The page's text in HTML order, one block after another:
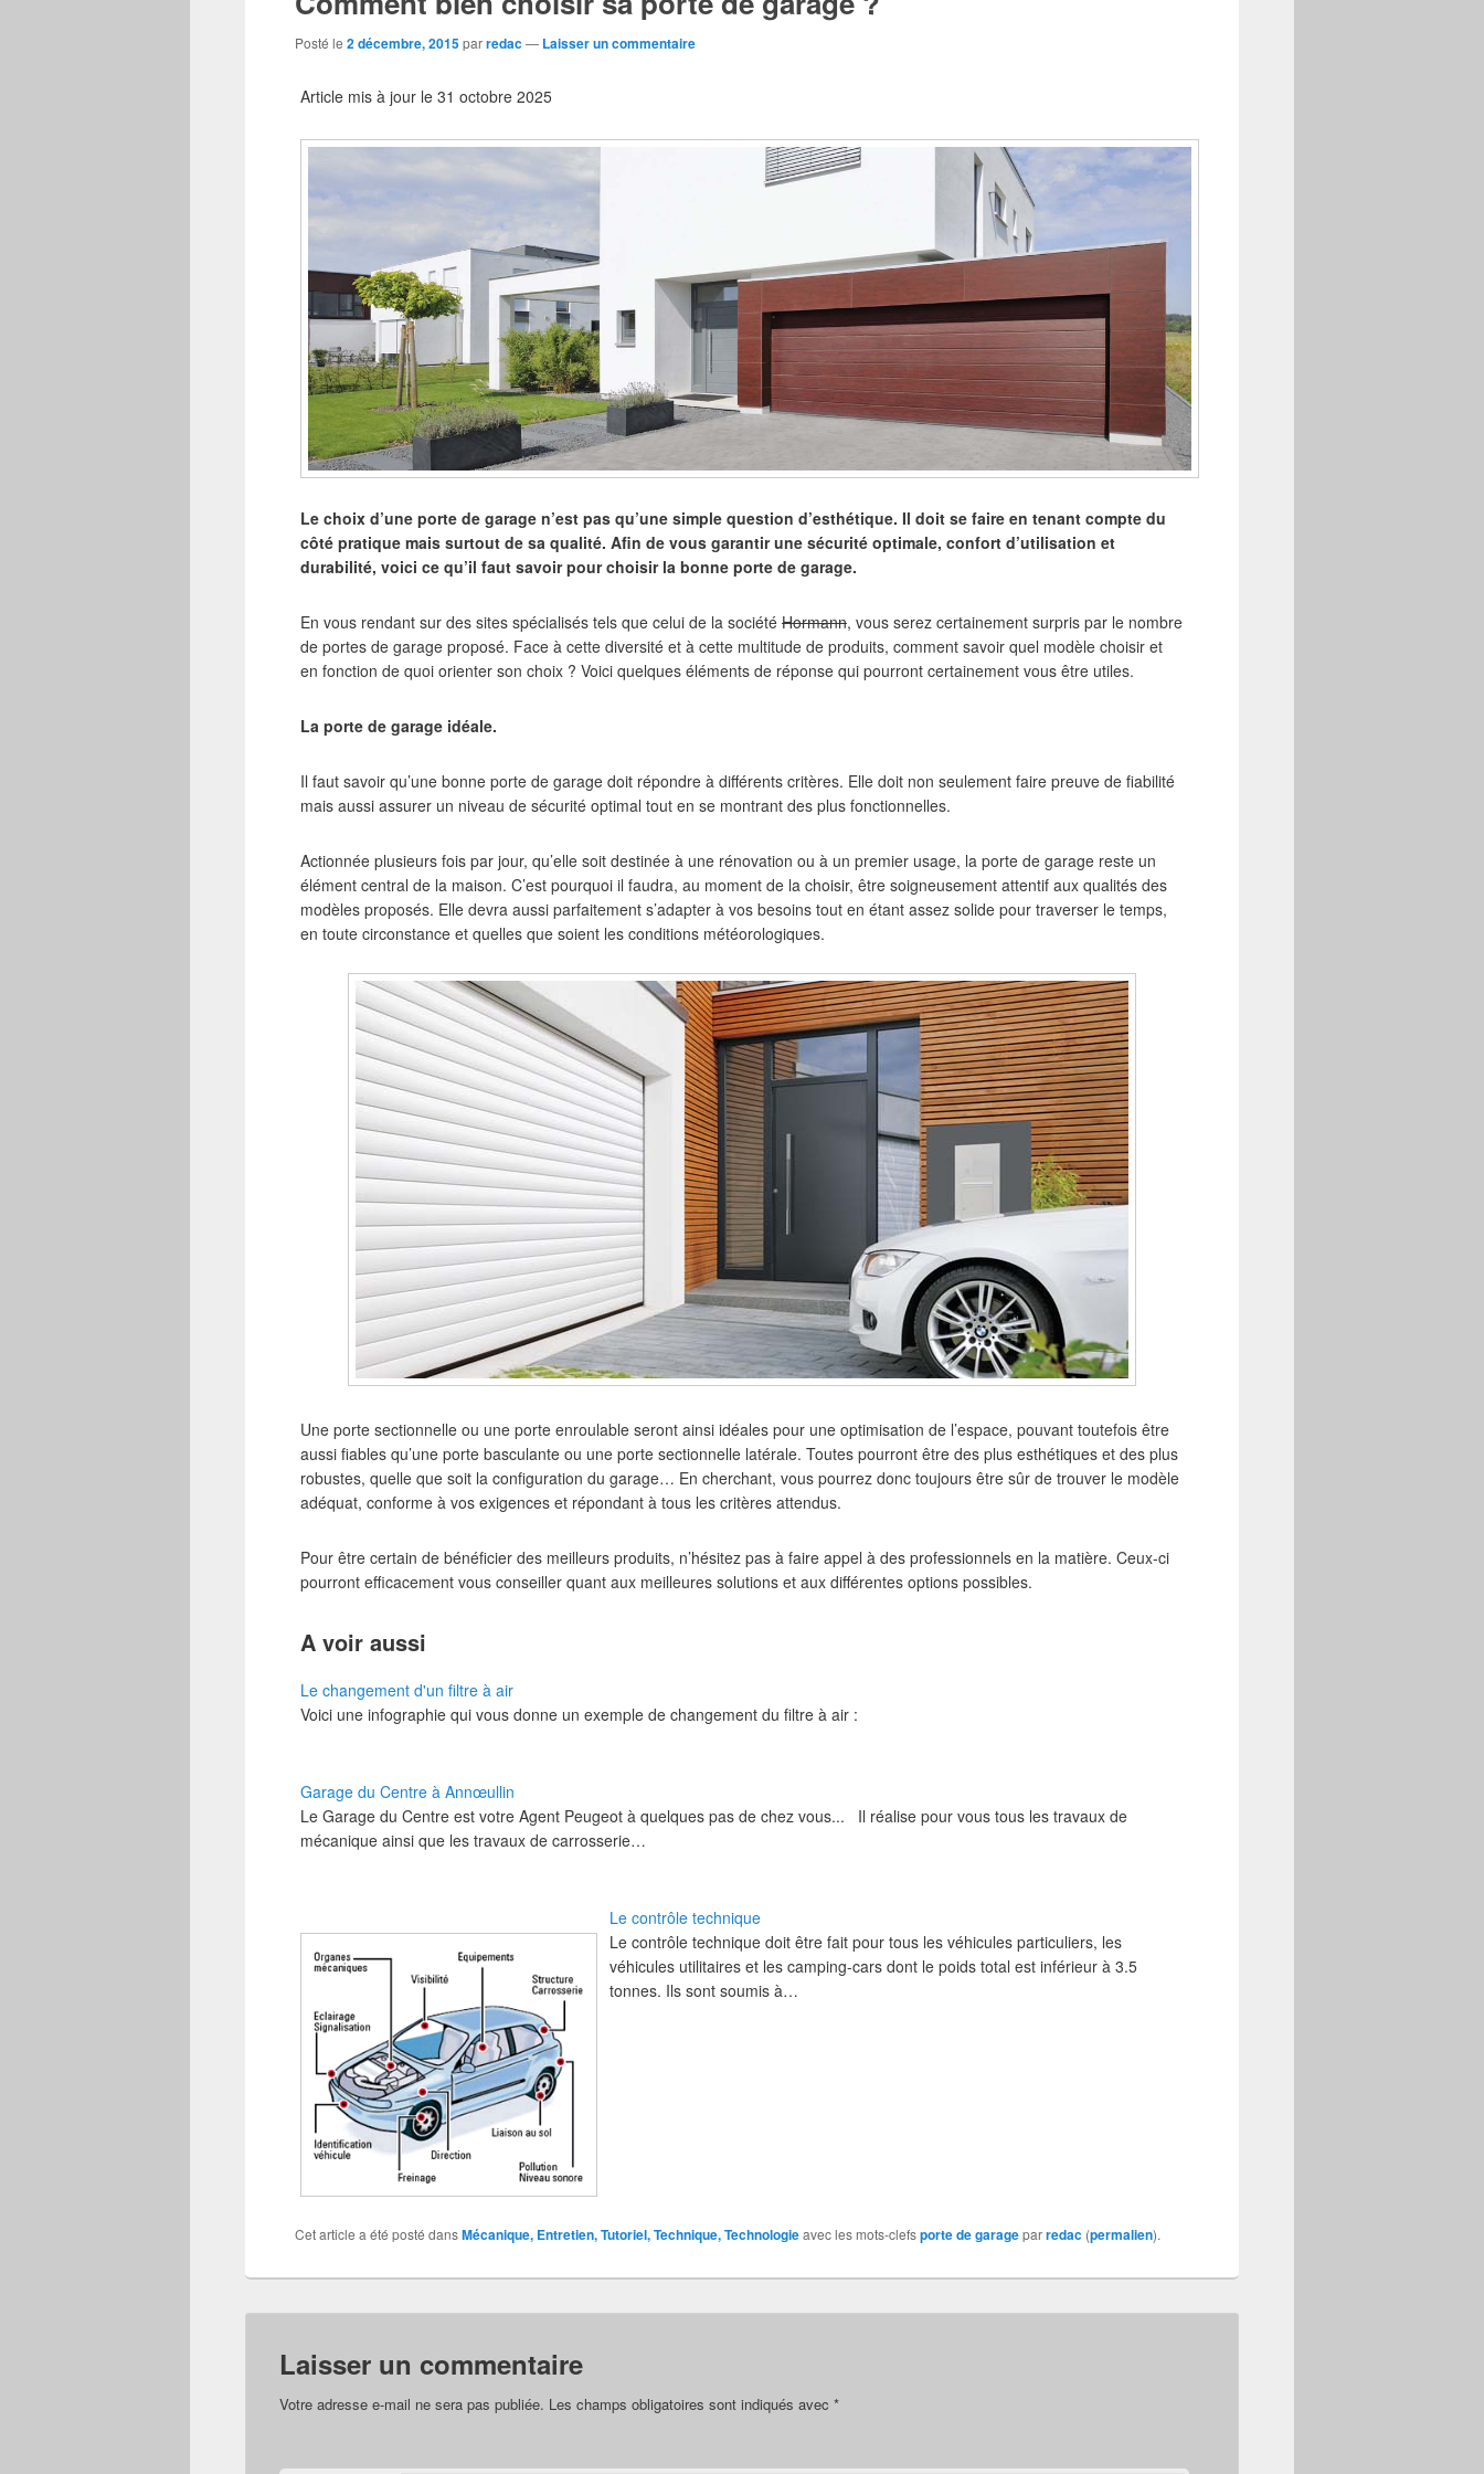
Posté le 2 décembre, 2015parredac— Laisser un commentaire
Article mis à jour le 31 octobre 2025
Le choix d’une porte de garage n’est pas qu’une simple question d’esthétique. Il doit se faire en tenant compte du
côté pratique mais surtout de sa qualité. Afin de vous garantir une sécurité optimale, confort d’utilisation et
durabilité, voici ce qu’il faut savoir pour choisir la bonne porte de garage.
En vous rendant sur des sites spécialisés tels que celui de la société Hormann, vous serez certainement surpris par le nombre
de portes de garage proposé. Face à cette diversité et à cette multitude de produits, comment savoir quel modèle choisir et
en fonction de quoi orienter son choix ? Voici quelques éléments de réponse qui pourront certainement vous être utiles.
La porte de garage idéale.
Il faut savoir qu’une bonne porte de garage doit répondre à différents critères. Elle doit non seulement faire preuve de fiabilité
mais aussi assurer un niveau de sécurité optimal tout en se montrant des plus fonctionnelles.
Actionnée plusieurs fois par jour, qu’elle soit destinée à une rénovation ou à un premier usage, la porte de garage reste un
élément central de la maison. C’est pourquoi il faudra, au moment de la choisir, être soigneusement attentif aux qualités des
modèles proposés. Elle devra aussi parfaitement s’adapter à vos besoins tout en étant assez solide pour traverser le temps,
en toute circonstance et quelles que soient les conditions météorologiques.
Une porte sectionnelle ou une porte enroulable seront ainsi idéales pour une optimisation de l’espace, pouvant toutefois être
aussi fiables qu’une porte basculante ou une porte sectionnelle latérale. Toutes pourront être des plus esthétiques et des plus
robustes, quelle que soit la configuration du garage… En cherchant, vous pourrez donc toujours être sûr de trouver le modèle
adéquat, conforme à vos exigences et répondant à tous les critères attendus.
Pour être certain de bénéficier des meilleurs produits, n’hésitez pas à faire appel à des professionnels en la matière. Ceux-ci
pourront efficacement vous conseiller quant aux meilleures solutions et aux différentes options possibles.
A voir aussi
Le changement d'un filtre à air
Voici une infographie qui vous donne un exemple de changement du filtre à air :
Garage du Centre à Annœullin
Le Garage du Centre est votre Agent Peugeot à quelques pas de chez vous... Il réalise pour vous tous les travaux de
mécanique ainsi que les travaux de carrosserie…
Le contrôle technique
Le contrôle technique doit être fait pour tous les véhicules particuliers, les
véhicules utilitaires et les camping-cars dont le poids total est inférieur à 3.5
tonnes. Ils sont soumis à…
Cet article a été posté dansMécanique, Entretien, Tutoriel, Technique, Technologieavec les mots-clefsporte de garageparredac (permalien).
Laisser un commentaire
Votre adresse e-mail ne sera pas publiée. Les champs obligatoires sont indiqués avec *